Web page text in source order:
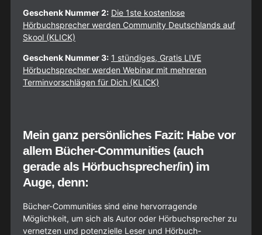
Geschenk Nummer 2: Die 1ste kostenlose
Hörbuchsprecher werden Community Deutschlands auf
Skool (KLICK)
Geschenk Nummer 3: 1 stündiges, Gratis LIVE
Hörbuchsprecher werden Webinar mit mehreren
Terminvorschlägen für Dich (KLICK)
Mein ganz persönliches Fazit: Habe vor
allem Bücher-Communities (auch
gerade als Hörbuchsprecher/in) im
Auge, denn:
Bücher-Communities sind eine hervorragende
Möglichkeit, um sich als Autor oder Hörbuchsprecher zu
vernetzen und potenzielle Leser und Hörbuch-